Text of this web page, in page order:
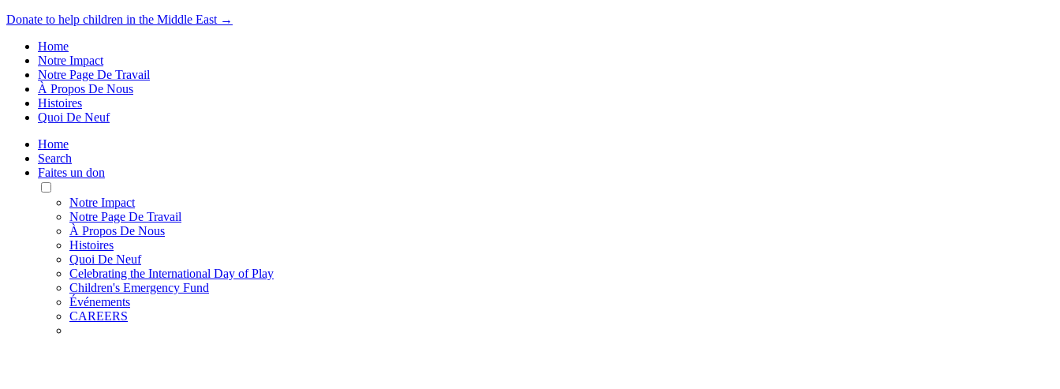
Donate to help children in the Middle East →
Home
Notre Impact
Notre Page De Travail
À Propos De Nous
Histoires
Quoi De Neuf
Home
Search
Faites un don
Toggle
Mobile
Menu
Notre Impact
Notre Page De Travail
À Propos De Nous
Histoires
Quoi De Neuf
Celebrating the International Day of Play
Children's Emergency Fund
Événements
CAREERS